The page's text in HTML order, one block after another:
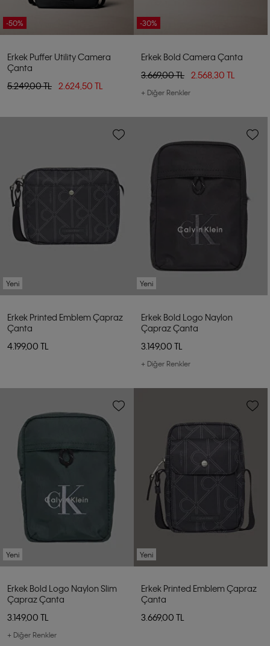
-50%
Erkek Puffer Utility Camera
Çanta
5.249,00 TL
2.624,50 TL
-30%
Erkek Bold Camera Çanta
3.669,00 TL
2.568,30 TL
+ Diğer Renkler
Yeni
Erkek Printed Emblem Çapraz
Çanta
4.199,00 TL
Yeni
Erkek Bold Logo Naylon
Çapraz Çanta
3.149,00 TL
+ Diğer Renkler
Yeni
Erkek Bold Logo Naylon Slim
Çapraz Çanta
3.149,00 TL
+ Diğer Renkler
Yeni
Erkek Printed Emblem Çapraz
Çanta
3.669,00 TL